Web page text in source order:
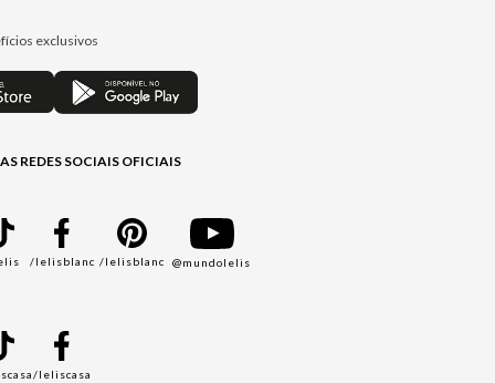
exclusivos
REDES SOCIAIS OFICIAIS
/lelisblanc /lelisblanc @mundolelis
/leliscasa